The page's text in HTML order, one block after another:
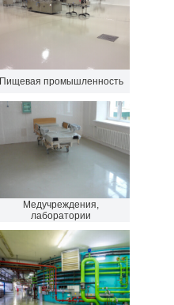
Пищевая промышленность
Медучреждения,
лаборатории